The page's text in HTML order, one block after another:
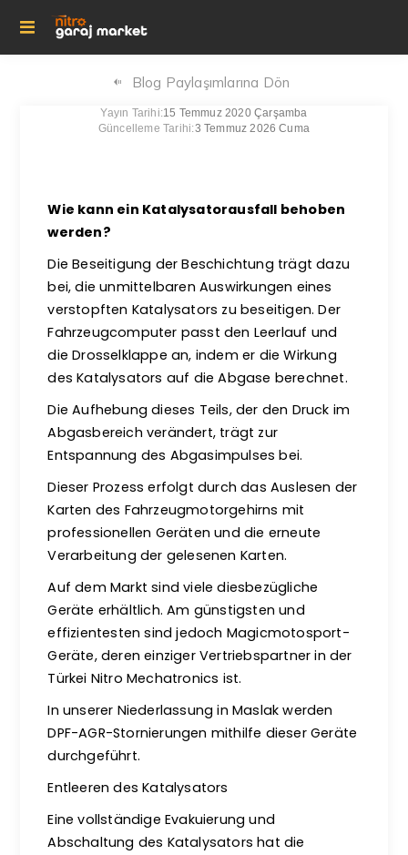
Blog Paylaşımlarına Dön
Yayın Tarihi:15 Temmuz 2020 Çarşamba
Güncelleme Tarihi:3 Temmuz 2026 Cuma
Wie kann ein Katalysatorausfall behoben
werden?
Die Beseitigung der Beschichtung trägt dazu
bei, die unmittelbaren Auswirkungen eines
verstopften Katalysators zu beseitigen. Der
Fahrzeugcomputer passt den Leerlauf und
die Drosselklappe an, indem er die Wirkung
des Katalysators auf die Abgase berechnet.
Die Aufhebung dieses Teils, der den Druck im
Abgasbereich verändert, trägt zur
Entspannung des Abgasimpulses bei.
Dieser Prozess erfolgt durch das Auslesen der
Karten des Fahrzeugmotorgehirns mit
professionellen Geräten und die erneute
Verarbeitung der gelesenen Karten.
Auf dem Markt sind viele diesbezügliche
Geräte erhältlich. Am günstigsten und
effizientesten sind jedoch Magicmotosport-
Geräte, deren einziger Vertriebspartner in der
Türkei Nitro Mechatronics ist.
In unserer Niederlassung in Maslak werden
DPF-AGR-Stornierungen mithilfe dieser Geräte
durchgeführt.
Entleeren des Katalysators
Eine vollständige Evakuierung und
Abschaltung des Katalysators hat die